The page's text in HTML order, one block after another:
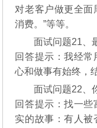
对老客户做更全面
消费。”等等。
面试问题21、
回答提示：我经
心和做事有始终，
面试问题22、
回答提示：找一
实的故事：有人被